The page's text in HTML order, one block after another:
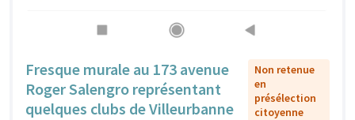
Fresque murale au 173 avenue
Roger Salengro représentant
quelques clubs de Villeurbanne
Non retenue
en
présélection
citoyenne